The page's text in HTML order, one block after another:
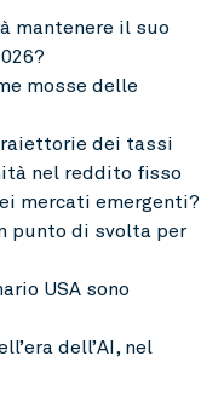
mantenere il suo
mosse delle
dei tassi
nel reddito fisso
mercati emergenti?
punto di svolta per
USA sono
dell’AI, nel